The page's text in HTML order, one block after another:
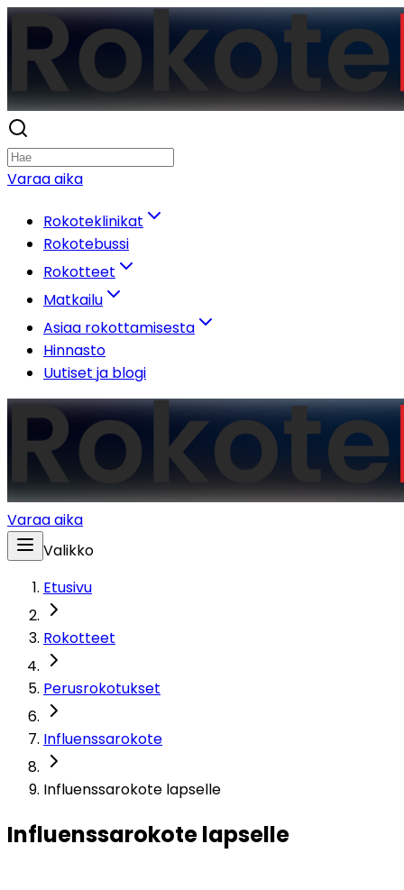
Varaa aika
Rokoteklinikat
Rokotebussi
Rokotteet
Matkailu
Asiaa rokottamisesta
Hinnasto
Uutiset ja blogi
Varaa aika
Valikko
Etusivu
Rokotteet
Perusrokotukset
Influenssarokote
Influenssarokote lapselle
Influenssarokote lapselle